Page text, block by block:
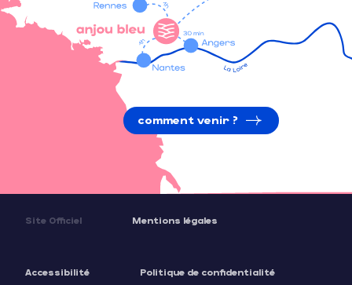
comment venir ?
Site Officiel Mentions légales
Accessibilité Politique de confidentialité